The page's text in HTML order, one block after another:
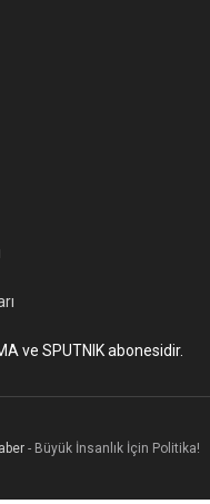
ve SPUTNIK abonesidir.
- Büyük İnsanlık İçin Politika!